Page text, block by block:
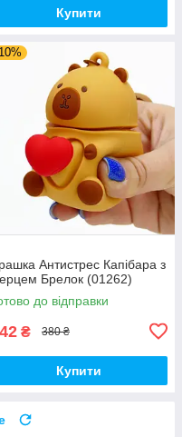
Купити
Антистрес Капібара з
Брелок (01262)
до відправки
₴ 380 ₴
Купити